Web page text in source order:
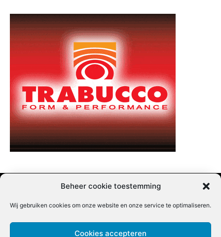
Beheer cookie toestemming
Wij gebruiken cookies om onze website en onze service te optimaliseren.
Cookies accepteren
Nieuwsbrief inschrijven | Partner content